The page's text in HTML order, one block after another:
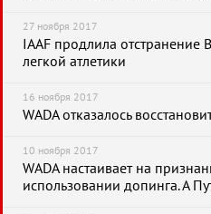
27 ноября 2017
IAAF продлила отстранение
легкой атлетики
16 ноября 2017
WADA отказалось
10 ноября 2017
WADA настаивает на
использовании допинга. А